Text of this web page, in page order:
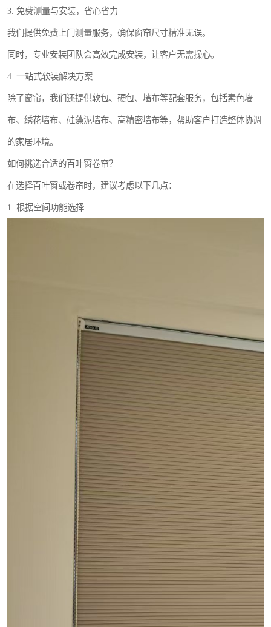
3. 免费测量与安装，省心省力
我们提供免费上门测量服务，确保窗帘尺寸精准无误。
同时，专业安装团队会高效完成安装，让客户无需操心。
4. 一站式软装解决方案
除了窗帘，我们还提供软包、硬包、墙布等配套服务，包括素色墙
布、绣花墙布、硅藻泥墙布、高精密墙布等，帮助客户打造整体协调
的家居环境。
如何挑选合适的百叶窗卷帘？
在选择百叶窗或卷帘时，建议考虑以下几点：
1. 根据空间功能选择